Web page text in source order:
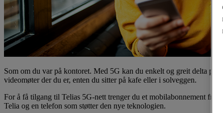
Som om du var på kontoret. Med 5G kan du enkelt og greit delta på
videomøter der du er, enten du sitter på kafe eller i solveggen.
For å få tilgang til Telias 5G-nett trenger du et mobilabonnement fra
Telia og en telefon som støtter den nye teknologien.